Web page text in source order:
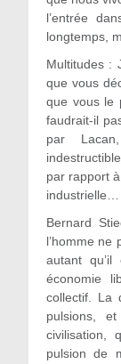
l’entrée
longtemps,
Multitudes :
que vous
que vous le
faudrait-il
par
par rapport
industrielle…
Bernard
l’homme ne
autant
économie
collectif. La
pulsions,
civilisation,
pulsion de